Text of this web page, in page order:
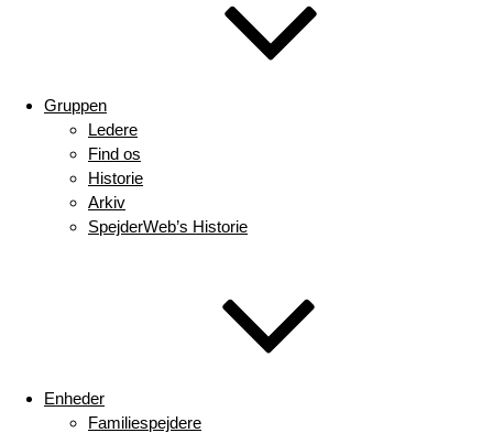
Gruppen
Ledere
Find os
Historie
Arkiv
SpejderWeb’s Historie
Enheder
Familiespejdere